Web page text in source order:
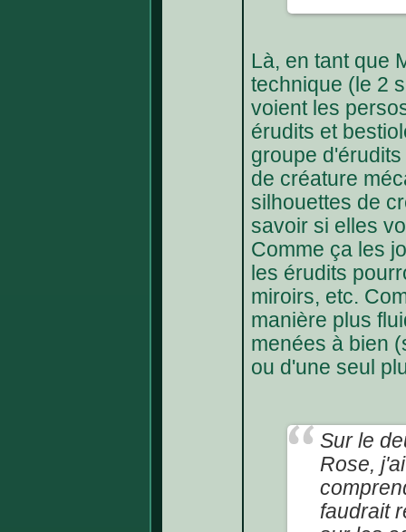
Là, en tant que
technique (le 2
voient les
érudits et
groupe
de créature
silhouettes de
savoir si elles
Comme ça les
les érudits
miroirs, etc.
manière plus
menées à bien
ou d'une seul
Sur le
Rose,
faudrait